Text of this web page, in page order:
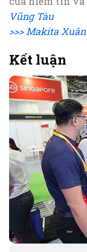
Vũng Tàu
>>> Makita
Kết luận